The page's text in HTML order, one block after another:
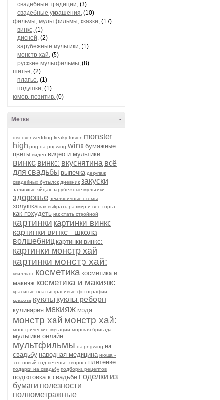
свадебные традиции, (3)
свадебные украшения, (10)
фильмы, мультфильмы, сказки, (17)
винкс, (1)
дисней, (2)
зарубежные мультики, (1)
монстр хай, (5)
русские мультфильмы, (8)
шитьё, (2)
платье, (1)
подушки, (1)
юмор, позитив, (0)
-
Метки
discover wedding freaky fusion monster
high png на pngwing winx бумажные
цветы видео видео и мультики
винкс винкс: вкуснятина всё
для свадьбы выпечка декупаж
свадебных бутылок дневник закуски
заливные яйцах зарубежные мультики
здоровье земляничные схемы
золушка как выбрать размер и вес торта
как похудеть как стать стройной
картинки картинки винкс
картинки винкс - школа
волшебниц картинки винкс:
картинки монстр хай
картинки монстр хай:
квиллинг косметика косметика и
макияж косметика и макияж:
красивые платья красивые фотографии
красота куклы куклы реборн
кулинария макияж мода
монстр хай монстр хай:
монстрические мутации морская бригада
мультики онлайн
мультфильмы на pngwing на
свадьбу народная медицина нюша -
это новый год печенье хворост плетение
подарки на свадьбу подборка рецептов
подготовка к свадьбе поделки из
бумаги полезности
полнометражные